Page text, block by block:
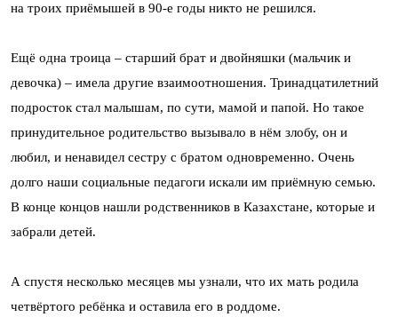
на троих приёмышей в 90-е годы никто не решился.
Ещё одна троица – старший брат и двойняшки (мальчик и
девочка) – имела другие взаимоотношения. Тринадцатилетний
подросток стал малышам, по сути, мамой и папой. Но такое
принудительное родительство вызывало в нём злобу, он и
любил, и ненавидел сестру с братом одновременно. Очень
долго наши социальные педагоги искали им приёмную семью.
В конце концов нашли родственников в Казахстане, которые и
забрали детей.
А спустя несколько месяцев мы узнали, что их мать родила
четвёртого ребёнка и оставила его в роддоме.